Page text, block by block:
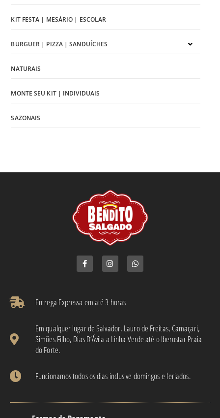
KIT FESTA | MESÁRIO | ESCOLAR
BURGUER | PIZZA | SANDUÍCHES
NATURAIS
MONTE SEU KIT | INDIVIDUAIS
SAZONAIS
Entrega Expressa em até 3 horas​
Em qualquer lugar de Salvador, Lauro de Freitas, Camaçari,
Simões Filho, Dias D’Ávila a Linha Verde até o Iberostar Praia
do Forte.
Funcionamos todos os dias inclusive domingos e feriados.